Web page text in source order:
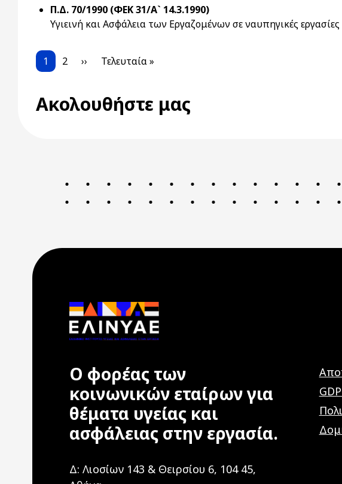
Π.Δ. 70/1990 (ΦΕΚ 31/Α` 14.3.1990)
Υγιεινή και Ασφάλεια των Εργαζομένων σε ναυπηγικές εργασίες
Pagination
Current page
1 Page
2 Next page
›› Last page
Τελευταία »
Ακολουθήστε μας
Ο φορέας των
κοινωνικών εταίρων για
θέματα υγείας και
ασφάλειας στην εργασία.
Δ: Λιοσίων 143 & Θειρσίου 6, 104 45,